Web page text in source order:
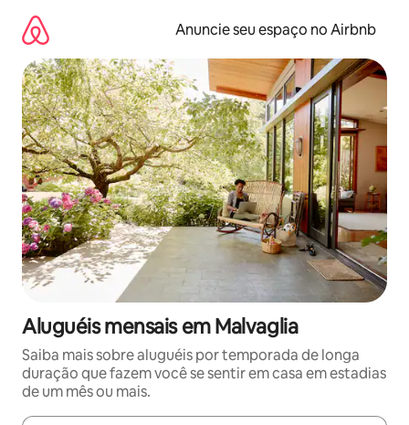
para
conteúdo
Anuncie seu espaço no Airbnb
Aluguéis mensais em Malvaglia
Saiba mais sobre aluguéis por temporada de longa
duração que fazem você se sentir em casa em estadias
de um mês ou mais.